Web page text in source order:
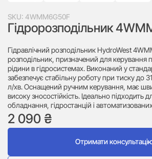
SKU: 4WMM6G50F
Гідророзподільник
Гідравлічний розподільник HydroWest
розподільник, призначений для керування
рідини в гідросистемах. Виконаний у
забезпечує стабільну роботу при тиску до
л/хв. Оснащений ручним керування, має
високу зносостійкість. Ідеально підходить
обладнання, гідростанцій і
2 090 ₴
Отримати